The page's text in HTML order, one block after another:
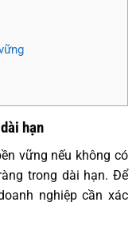
hạn
vững nếu không có
trong dài hạn. Để
nghiệp cần xác